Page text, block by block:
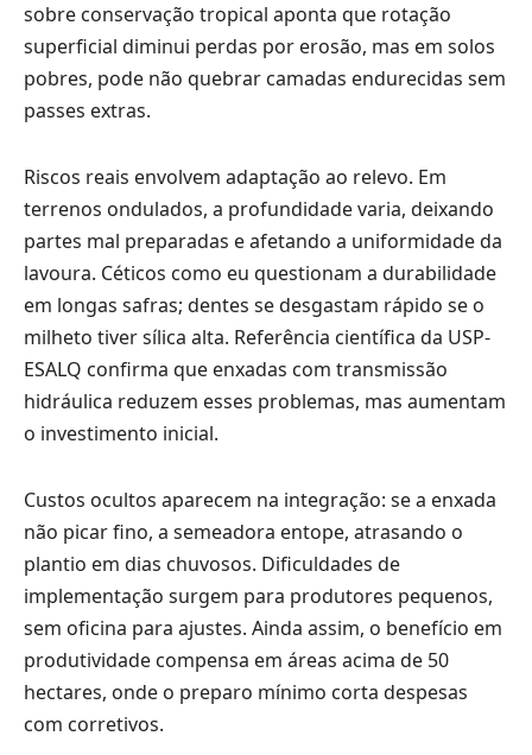
sobre conservação tropical aponta que rotação
superficial diminui perdas por erosão, mas em solos
pobres, pode não quebrar camadas endurecidas sem
passes extras.
Riscos reais envolvem adaptação ao relevo. Em
terrenos ondulados, a profundidade varia, deixando
partes mal preparadas e afetando a uniformidade da
lavoura. Céticos como eu questionam a durabilidade
em longas safras; dentes se desgastam rápido se o
milheto tiver sílica alta. Referência científica da USP-
ESALQ confirma que enxadas com transmissão
hidráulica reduzem esses problemas, mas aumentam
o investimento inicial.
Custos ocultos aparecem na integração: se a enxada
não picar fino, a semeadora entope, atrasando o
plantio em dias chuvosos. Dificuldades de
implementação surgem para produtores pequenos,
sem oficina para ajustes. Ainda assim, o benefício em
produtividade compensa em áreas acima de 50
hectares, onde o preparo mínimo corta despesas
com corretivos.